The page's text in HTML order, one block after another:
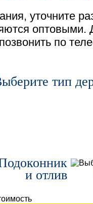
уточните
оптовыми.
по
тип
и отлив